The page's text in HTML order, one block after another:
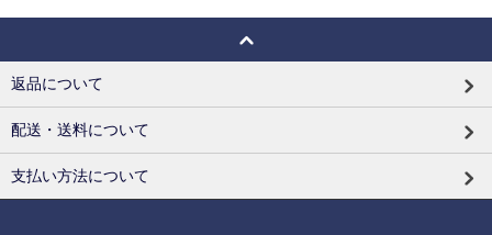
返品について
配送・送料について
支払い方法について